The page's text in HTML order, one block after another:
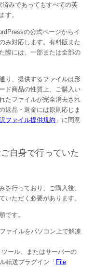
済みであってもすべての英
す。
の公式ページからイ
み対応します。有料版また
際には、一部または全部の
り、提供するファイルは形
ド商品の性質上、ご購入い
たファイルが完全消去され
返品・返金には原則応じま
ファイル提供規約 」に同意
自身で行っていた
を行っており、ご購入後、
いただく必要があります。
です。
ァイルをパソコン上で解凍
ール、またはサーバーの
転送プラグイン「 File